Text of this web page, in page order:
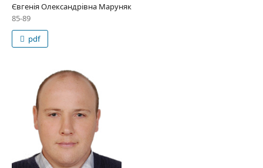
Євгенія Олександрівна Маруняк
85-89
pdf